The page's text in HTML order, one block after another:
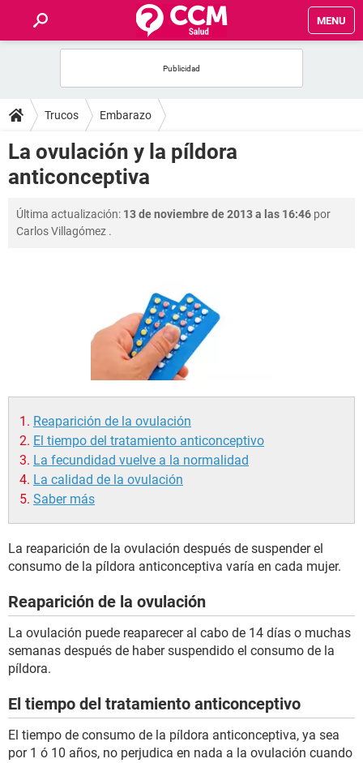
MENU
FOROS
SALUD
FAMILIA
NUTRICIÓN
Trucos Embarazo
La ovulación y la píldora
anticonceptiva
Última actualización: 13 de noviembre de 2013 a las 16:46 por
Carlos Villagómez .
Reaparición de la ovulación
El tiempo del tratamiento anticonceptivo
La fecundidad vuelve a la normalidad
La calidad de la ovulación
Saber más
La reaparición de la ovulación después de suspender el
consumo de la píldora anticonceptiva varía en cada mujer.
Reaparición de la ovulación
La ovulación puede reaparecer al cabo de 14 días o muchas
semanas después de haber suspendido el consumo de la
píldora.
El tiempo del tratamiento anticonceptivo
El tiempo de consumo de la píldora anticonceptiva, ya sea
por 1 ó 10 años, no perjudica en nada a la ovulación cuando